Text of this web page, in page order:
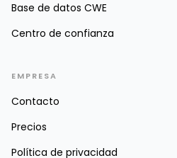
Base de datos CWE
Centro de confianza
EMPRESA
Contacto
Precios
Política de privacidad